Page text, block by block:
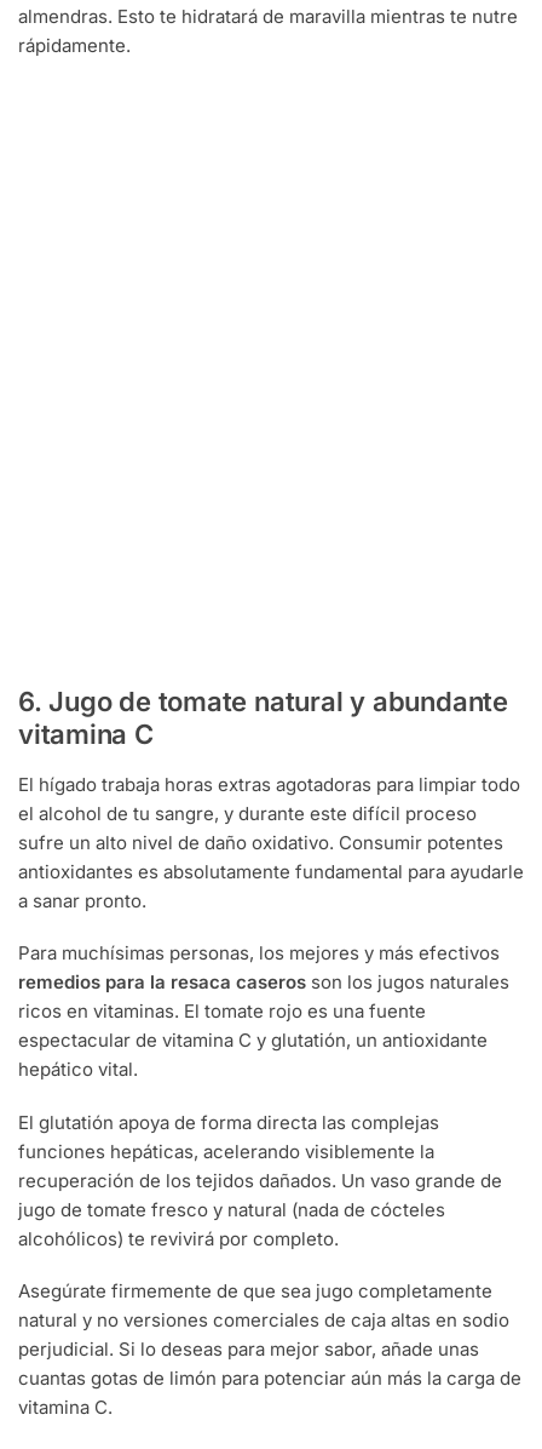
almendras. Esto te hidratará de maravilla mientras te nutre
rápidamente.
6. Jugo de tomate natural y abundante
vitamina C
El hígado trabaja horas extras agotadoras para limpiar todo
el alcohol de tu sangre, y durante este difícil proceso
sufre un alto nivel de daño oxidativo. Consumir potentes
antioxidantes es absolutamente fundamental para ayudarle
a sanar pronto.
Para muchísimas personas, los mejores y más efectivos
remedios para la resaca caseros son los jugos naturales
ricos en vitaminas. El tomate rojo es una fuente
espectacular de vitamina C y glutatión, un antioxidante
hepático vital.
El glutatión apoya de forma directa las complejas
funciones hepáticas, acelerando visiblemente la
recuperación de los tejidos dañados. Un vaso grande de
jugo de tomate fresco y natural (nada de cócteles
alcohólicos) te revivirá por completo.
Asegúrate firmemente de que sea jugo completamente
natural y no versiones comerciales de caja altas en sodio
perjudicial. Si lo deseas para mejor sabor, añade unas
cuantas gotas de limón para potenciar aún más la carga de
vitamina C.